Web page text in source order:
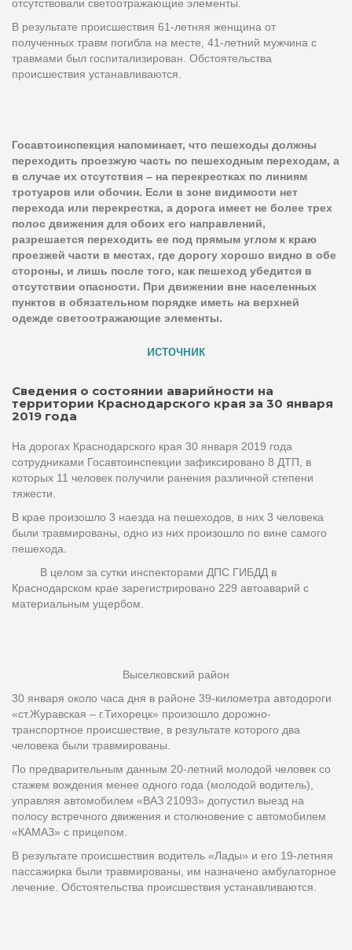
отсутствовали светоотражающие элементы.
В результате происшествия 61-летняя женщина от
полученных травм погибла на месте, 41-летний мужчина с
травмами был госпитализирован. Обстоятельства
происшествия устанавливаются.
Госавтоинспекция напоминает, что пешеходы должны
переходить проезжую часть по пешеходным переходам, а
в случае их отсутствия – на перекрестках по линиям
тротуаров или обочин. Если в зоне видимости нет
перехода или перекрестка, а дорога имеет не более трех
полос движения для обоих его направлений,
разрешается переходить ее под прямым углом к краю
проезжей части в местах, где дорогу хорошо видно в обе
стороны, и лишь после того, как пешеход убедится в
отсутствии опасности. При движении вне населенных
пунктов в обязательном порядке иметь на верхней
одежде светоотражающие элементы.
источник
Сведения о состоянии аварийности на
территории Краснодарского края за 30 января
2019 года
На дорогах Краснодарского края 30 января 2019 года
сотрудниками Госавтоинспекции зафиксировано 8 ДТП, в
которых 11 человек получили ранения различной степени
тяжести.
В крае произошло 3 наезда на пешеходов, в них 3 человека
были травмированы, одно из них произошло по вине самого
пешехода.
В целом за сутки инспекторами ДПС ГИБДД в
Краснодарском крае зарегистрировано 229 автоаварий с
материальным ущербом.
Выселковский район
30 января около часа дня в районе 39-километра автодороги
«ст.Журавская – г.Тихорецк» произошло дорожно-
транспортное происшествие, в результате которого два
человека были травмированы.
По предварительным данным 20-летний молодой человек со
стажем вождения менее одного года (молодой водитель),
управляя автомобилем «ВАЗ 21093» допустил выезд на
полосу встречного движения и столкновение с автомобилем
«КАМАЗ» с прицепом.
В результате происшествия водитель «Лады» и его 19-летняя
пассажирка были травмированы, им назначено амбулаторное
лечение. Обстоятельства происшествия устанавливаются.